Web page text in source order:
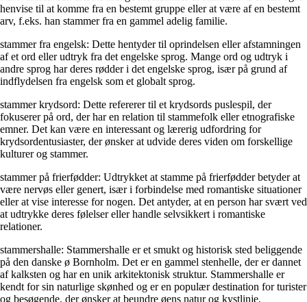
henvise til at komme fra en bestemt gruppe eller at være af en bestemt
arv, f.eks. han stammer fra en gammel adelig familie.
stammer fra engelsk: Dette hentyder til oprindelsen eller afstamningen
af et ord eller udtryk fra det engelske sprog. Mange ord og udtryk i
andre sprog har deres rødder i det engelske sprog, især på grund af
indflydelsen fra engelsk som et globalt sprog.
stammer krydsord: Dette refererer til et krydsords puslespil, der
fokuserer på ord, der har en relation til stammefolk eller etnografiske
emner. Det kan være en interessant og lærerig udfordring for
krydsordentusiaster, der ønsker at udvide deres viden om forskellige
kulturer og stammer.
stammer på frierfødder: Udtrykket at stamme på frierfødder betyder at
være nervøs eller genert, især i forbindelse med romantiske situationer
eller at vise interesse for nogen. Det antyder, at en person har svært ved
at udtrykke deres følelser eller handle selvsikkert i romantiske
relationer.
stammershalle: Stammershalle er et smukt og historisk sted beliggende
på den danske ø Bornholm. Det er en gammel stenhelle, der er dannet
af kalksten og har en unik arkitektonisk struktur. Stammershalle er
kendt for sin naturlige skønhed og er en populær destination for turister
og besøgende, der ønsker at beundre øens natur og kystlinje.